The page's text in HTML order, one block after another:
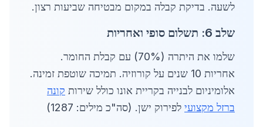
לשעה. בדיקת קבלה במקום מבטיחה שביעות רצון.
שלב 6: תשלום סופי ואחריות
שלמו את היתרה (70%) עם קבלת החומר.
אחריות 10 שנים על קורוזיה. תמיכה שוטפת זמינה.
אלומיניום לבנייה בקריית אונו כולל שירות קונה
ברזל מקצועי לפירוק ישן. (סה"כ מילים: 1287)